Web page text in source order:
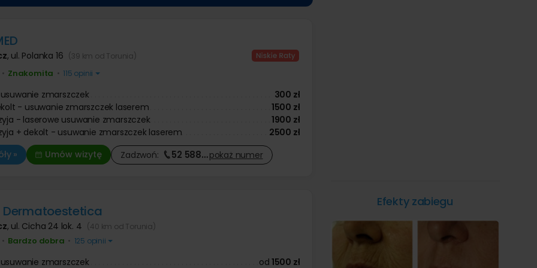
twarzy
ust kwasem
zmarszczek kwasem
prostaty
Operacje i leczenie ślinianek
tłuszczaka
znamienia barwnikowego
Leczenie zaburzeń odżywiania
Psychoterapia
Fizjoterapia
Leczenie bólu
Masaże
Medycyna pracy
Ortopeda
, ul. Polanka 16 (39 km od Torunia)
• Znakomita • 115 opinii
zmarszczek
300 zł
- usuwanie zmarszczek laserem
1500 zł
- laserowe usuwanie zmarszczek
1900 zł
+ dekolt - usuwanie zmarszczek laserem
2500 zł
»
Umów wizytę Zadzwoń: 52 588…pokaż numer
Dermatoestetica
, ul. Cicha 24 lok. 4 (40 km od Torunia)
• Bardzo dobra • 125 opinii
zmarszczek od 1500 zł
Efekty zabiegu